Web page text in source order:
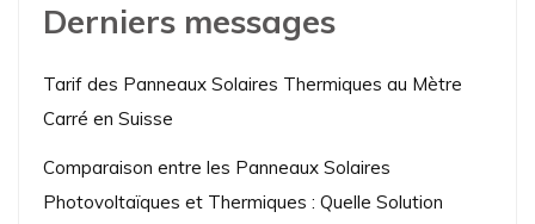
Derniers messages
Tarif des Panneaux Solaires Thermiques au Mètre
Carré en Suisse
Comparaison entre les Panneaux Solaires
Photovoltaïques et Thermiques : Quelle Solution